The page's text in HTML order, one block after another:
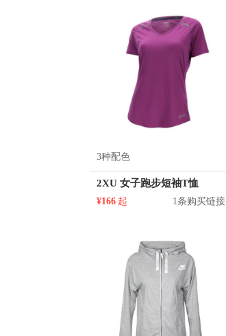
3种配色
2XU 女子跑步短袖T恤
¥166 起 1条购买链接